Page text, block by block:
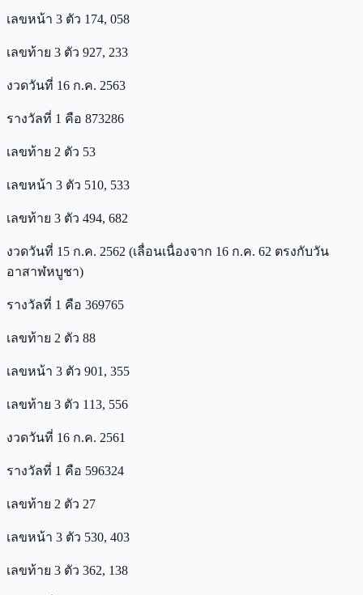
เลขหน้า 3 ตัว 174, 058
เลขท้าย 3 ตัว 927, 233
งวดวันที่ 16 ก.ค. 2563
รางวัลที่ 1 คือ 873286
เลขท้าย 2 ตัว 53
เลขหน้า 3 ตัว 510, 533
เลขท้าย 3 ตัว 494, 682
งวดวันที่ 15 ก.ค. 2562 (เลื่อนเนื่องจาก 16 ก.ค. 62 ตรงกับวัน
อาสาฬหบูชา)
รางวัลที่ 1 คือ 369765
เลขท้าย 2 ตัว 88
เลขหน้า 3 ตัว 901, 355
เลขท้าย 3 ตัว 113, 556
งวดวันที่ 16 ก.ค. 2561
รางวัลที่ 1 คือ 596324
เลขท้าย 2 ตัว 27
เลขหน้า 3 ตัว 530, 403
เลขท้าย 3 ตัว 362, 138